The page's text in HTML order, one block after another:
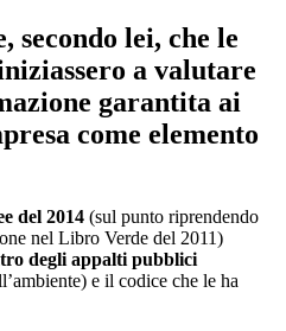
secondo lei, che le
a valutare
garantita ai
come elemento
del 2014 (sul punto riprendendo
nel Libro Verde del 2011)
degli appalti pubblici
e il codice che le ha